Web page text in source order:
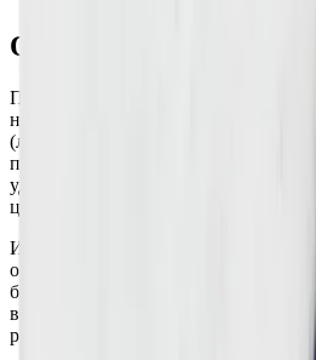
Описание:
Полировальный диск Menzerna
натуральной овчины диаметром 135
(липучка). Этот диск предназначен
полировальными пастами Menzerna
удаления дефектов лакокрасочного
царапины, следы шлифовки и
Изготовленный из
обеспечивает эффективное
благодаря деликатному, но при
воздействию, предотвращая
ровный блеск.